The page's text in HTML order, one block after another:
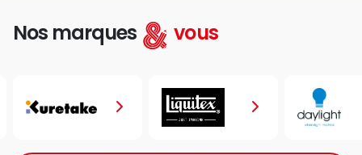
Nos marques vous